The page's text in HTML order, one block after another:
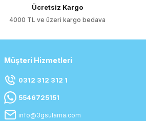
Ücretsiz Kargo
4000 TL ve üzeri kargo bedava
Müşteri Hizmetleri
0312 312 312 1
5546725151
info@3gsulama.com